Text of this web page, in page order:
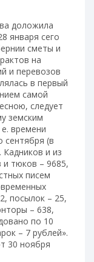
доложила
января сего
сметы и
на
и перевозов
в первый
самой
следует
земским
времени
сентября (в
Кадников и из
и тюков – 9685,
писем
посылок – 25,
– 638,
по 10
– 7 рублей».
30 ноября